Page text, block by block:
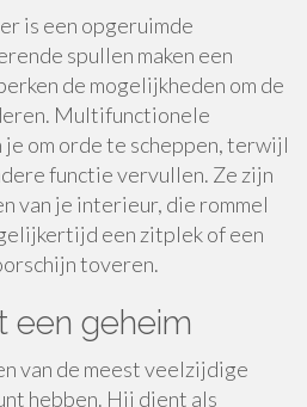
is een opgeruimde
spullen maken een
de mogelijkheden om de
Multifunctionele
om orde te scheppen, terwijl
functie vervullen. Ze zijn
van je interieur, die rommel
een zitplek of een
toveren.
een geheim
van de meest veelzijdige
hebben. Hij dient als